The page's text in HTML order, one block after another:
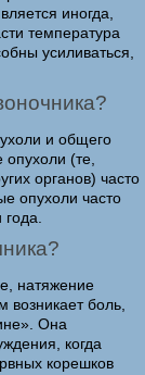
иногда,
температура
усиливаться,
и общего
опухоли (те,
органов) часто
опухоли часто
натяжение
возникает боль,
Она
когда
корешков